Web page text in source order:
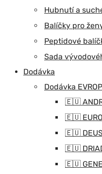
Hubnutí a
Balíčky pro
Peptidové
Sada
Dodávka
Dodávka
🇪🇺
🇪🇺
🇪🇺
🇪🇺
🇪🇺